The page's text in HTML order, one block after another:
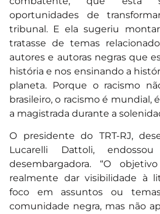
oportunidades de
tribunal. E ela sugeriu
tratasse de temas
autores e autoras negras que
história e nos ensinando a
planeta. Porque o racismo
brasileiro, o racismo é mundial,
a magistrada durante a
O presidente do TRT-RJ,
Lucarelli Dattoli,
desembargadora. “O
realmente dar visibilidade à
foco em assuntos ou
comunidade negra, mas não